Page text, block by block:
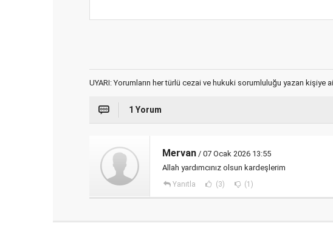
UYARI: Yorumların her türlü cezai ve hukuki sorumluluğu yazan kişiye
1 Yorum
Mervan / 07 Ocak 2026 13:55
Allah yardımcınız olsun kardeşlerim
Yanıtla (3) (1)